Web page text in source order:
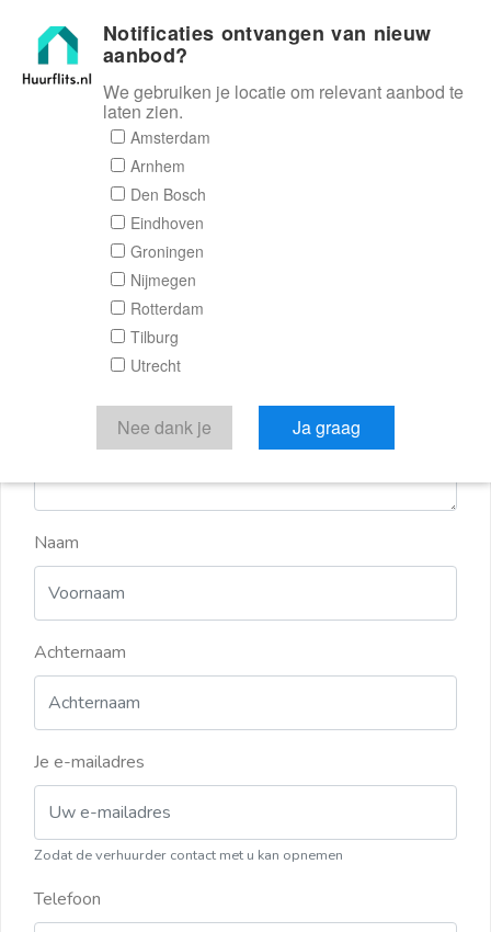
Huurflits
Reactieformulier
Huurflits
Verstuur je bericht
Door een bericht te sturen kom je in contact met de
aanbieder of makelaar van de woning.
Naam
Achternaam
Je e-mailadres
Zodat de verhuurder contact met u kan opnemen
Telefoon
Notificaties ontvangen van nieuw
aanbod?
We gebruiken je locatie om relevant aanbod te
laten zien.
Amsterdam
Arnhem
Den Bosch
Eindhoven
Groningen
Nijmegen
Rotterdam
Tilburg
Utrecht
Nee dank je Ja graag